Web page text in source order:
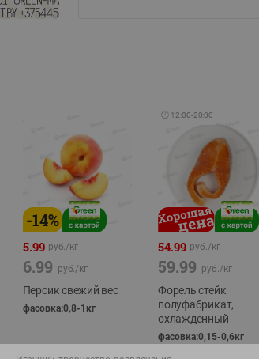
-14%
5.99 руб./кг
6.99 руб./кг
Персик свежий вес
фасовка:0,8-1кг
🕘 12:00-20:00
54.99 руб./кг
59.99 руб./кг
Форель стейк
полуфабрикат,
охлажденный
фасовка:0,15-0,6кг